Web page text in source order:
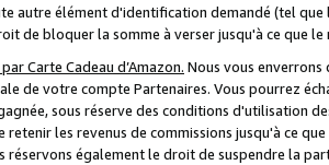
autre élément d'identification demandé (tel que
de bloquer la somme à verser jusqu'à ce que
Carte Cadeau d’Amazon. Nous vous
de votre compte Partenaires. Vous pourrez
sous réserve des conditions d'utilisation
retenir les revenus de commissions jusqu'à ce
réservons également le droit de suspendre la